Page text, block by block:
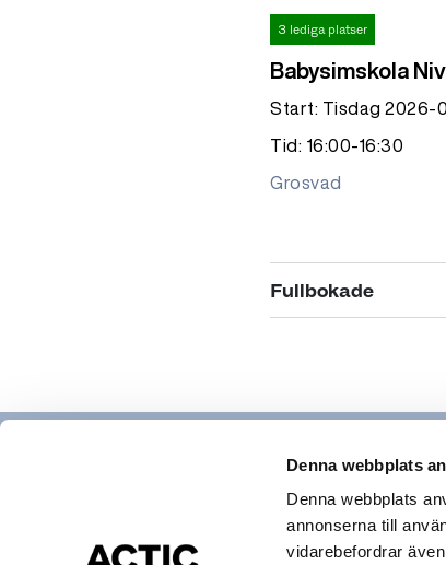
Denna webbplats
Denna webbplats
annonserna till
vidarebefordrar
3 lediga platser
Babysimskola
Start: Tisdag 2026-
Tid: 16:00-16:30
Grosvad
Fullbokade
Start: Måndag
Hitta gym & bad